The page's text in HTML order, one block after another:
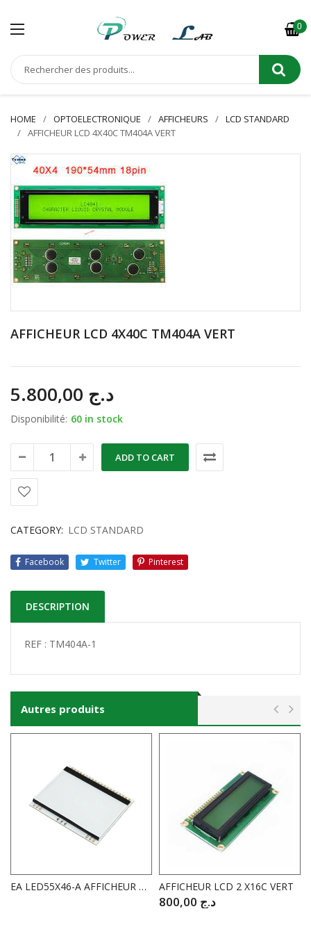
0
HOME OPTOELECTRONIQUE AFFICHEURS
LCD STANDARD
AFFICHEUR LCD 4X40C TM404A VERT
AFFICHEUR LCD 4X40C TM404A VERT
د.ج
Disponibilité: 60 in stock
ADD TO CART
CATEGORY: LCD STANDARD
Facebook Twitter Pinterest
DESCRIPTION
REF : TM404A-1
Autres produits
EA LED55X46-A AFFICHEUR RETROECLAIRE Rectangulaire Ambre 51mm x 31mm x 2mm à souder AFFICHEUR LCD 2 X16C VERT
د.ج